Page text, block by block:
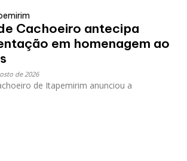
Cachoeiro antecipa
em homenagem ao
de 2026
de Itapemirim anunciou a